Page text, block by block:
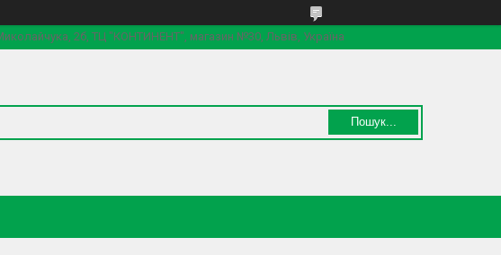
2б, ТЦ "КОНТИНЕНТ", магазин №30, Львів, Україна
Пошук...